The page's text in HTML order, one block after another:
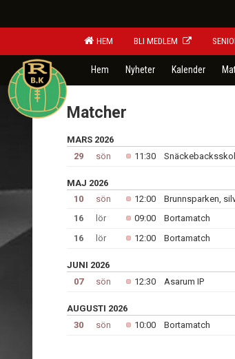
HEM BLI MEDLEM
Hem Nyheter Kalender
Matcher
MARS 2026
29
sön 11:30
MAJ 2026
10
sön 12:00 Brunnsparken,
16
lör 09:00 Bortamatch
16
lör 12:00 Bortamatch
JUNI 2026
07
sön 12:30 Asarum IP
AUGUSTI 2026
30
sön 10:00 Bortamatch